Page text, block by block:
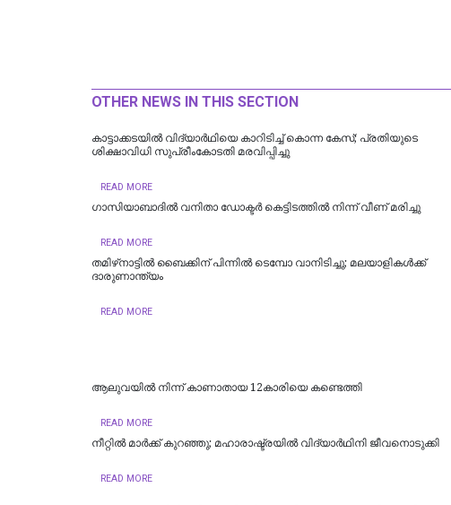
OTHER NEWS IN THIS SECTION
കാട്ടാക്കടയില്‍ വിദ്യാര്‍ഥിയെ കാറിടിച്ച് കൊന്ന കേസ്; പ്രതിയുടെ
ശിക്ഷാവിധി സുപ്രീംകോടതി മരവിപ്പിച്ചു
READ MORE
ഗാസിയാബാദിൽ വനിതാ ഡോക്ടർ കെട്ടിടത്തിൽ നിന്ന് വീണ് മരിച്ചു
READ MORE
തമിഴ്‌നാട്ടില്‍ ബൈക്കിന് പിന്നില്‍ ടെമ്പോ വാനിടിച്ചു; മലയാളികള്‍ക്ക്
ദാരുണാന്ത്യം
READ MORE
ആലുവയിൽ നിന്ന് കാണാതായ 12കാരിയെ കണ്ടെത്തി
READ MORE
നീറ്റിൽ മാർക്ക് കുറഞ്ഞു; മഹാരാഷ്ട്രയിൽ വിദ്യാർഥിനി ജീവനൊടുക്കി
READ MORE